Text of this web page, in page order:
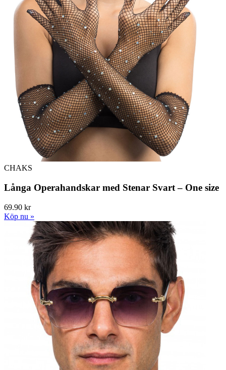
CHAKS
Långa Operahandskar med Stenar Svart – One size
69.90 kr
Köp nu »